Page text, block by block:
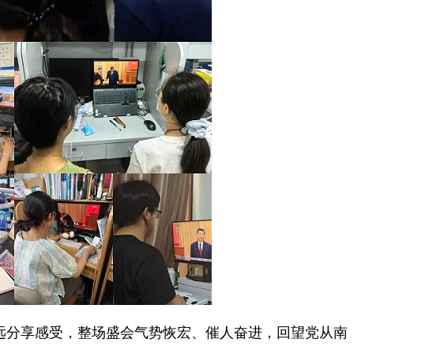
享感受，整场盛会气势恢宏、催人奋进，回望党从南